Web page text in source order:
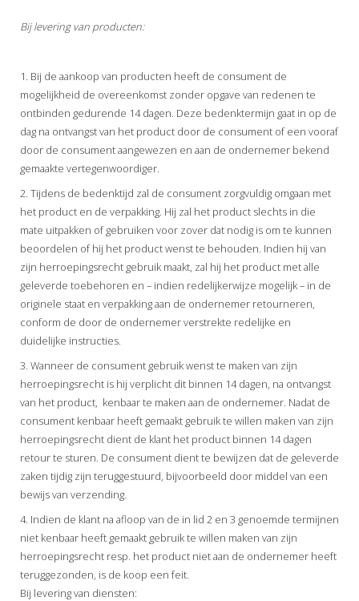
Bij levering van producten:
1. Bij de aankoop van producten heeft de consument de
mogelijkheid de overeenkomst zonder opgave van redenen te
ontbinden gedurende 14 dagen. Deze bedenktermijn gaat in op de
dag na ontvangst van het product door de consument of een vooraf
door de consument aangewezen en aan de ondernemer bekend
gemaakte vertegenwoordiger.
2. Tijdens de bedenktijd zal de consument zorgvuldig omgaan met
het product en de verpakking. Hij zal het product slechts in die
mate uitpakken of gebruiken voor zover dat nodig is om te kunnen
beoordelen of hij het product wenst te behouden. Indien hij van
zijn herroepingsrecht gebruik maakt, zal hij het product met alle
geleverde toebehoren en – indien redelijkerwijze mogelijk – in de
originele staat en verpakking aan de ondernemer retourneren,
conform de door de ondernemer verstrekte redelijke en
duidelijke instructies.
3. Wanneer de consument gebruik wenst te maken van zijn
herroepingsrecht is hij verplicht dit binnen 14 dagen, na ontvangst
van het product, kenbaar te maken aan de ondernemer. Nadat de
consument kenbaar heeft gemaakt gebruik te willen maken van zijn
herroepingsrecht dient de klant het product binnen 14 dagen
retour te sturen. De consument dient te bewijzen dat de geleverde
zaken tijdig zijn teruggestuurd, bijvoorbeeld door middel van een
bewijs van verzending.
4. Indien de klant na afloop van de in lid 2 en 3 genoemde termijnen
niet kenbaar heeft gemaakt gebruik te willen maken van zijn
herroepingsrecht resp. het product niet aan de ondernemer heeft
teruggezonden, is de koop een feit.
Bij levering van diensten: